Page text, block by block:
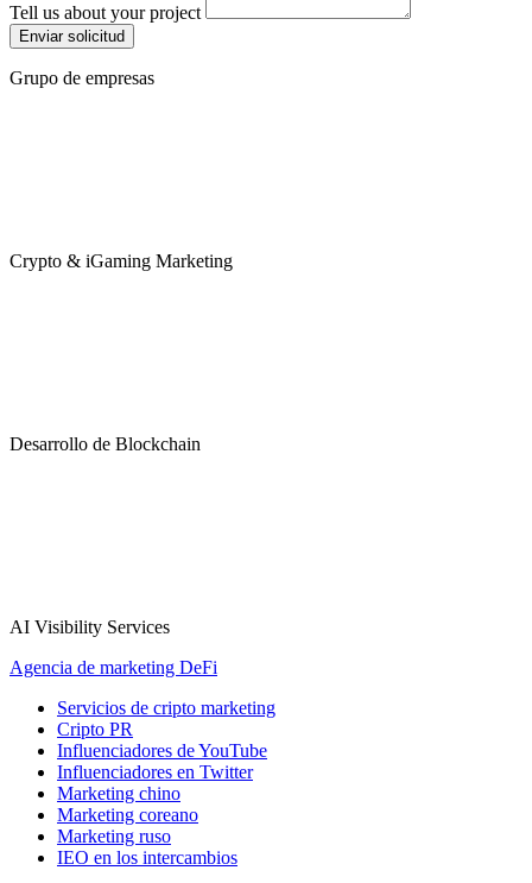
Tell us about your project
Enviar solicitud
Grupo de empresas
Crypto & iGaming Marketing
Desarrollo de Blockchain
AI Visibility Services
Agencia de marketing DeFi
Servicios de cripto marketing
Cripto PR
Influenciadores de YouTube
Influenciadores en Twitter
Marketing chino
Marketing coreano
Marketing ruso
IEO en los intercambios